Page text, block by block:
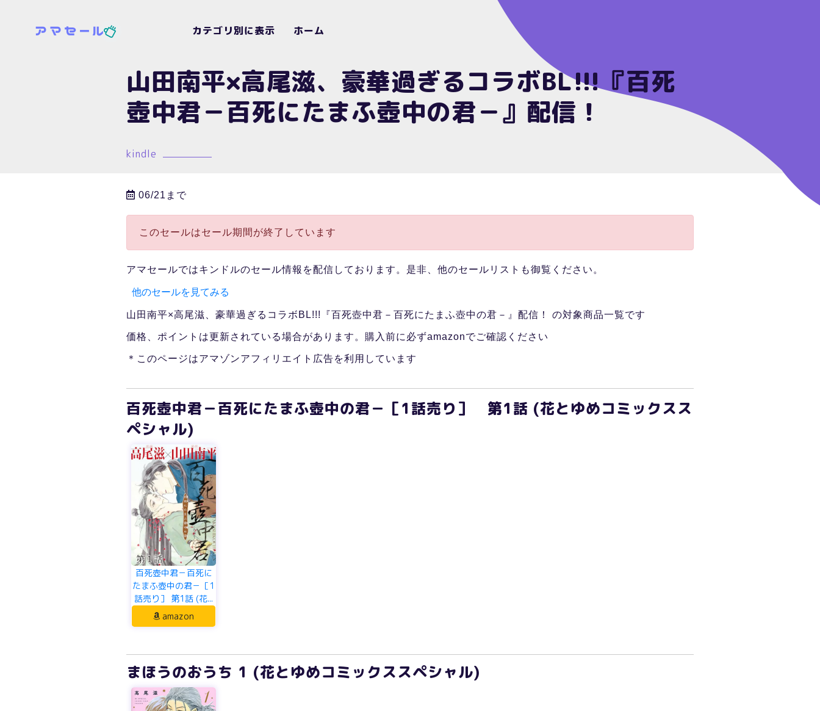
カテゴリ別に表示 ホーム
山田南平×高尾滋、豪華過ぎるコラボBL!!!『百死
壺中君－百死にたまふ壺中の君－』配信！
kindle
06/21まで
このセールはセール期間が終了しています
アマセールではキンドルのセール情報を配信しております。是非、他のセールリストも御覧ください。
他のセールを見てみる
山田南平×高尾滋、豪華過ぎるコラボBL!!!『百死壺中君－百死にたまふ壺中の君－』配信！ の対象商品一覧です
価格、ポイントは更新されている場合があります。購入前に必ずamazonでご確認ください
＊このページはアマゾンアフィリエイト広告を利用しています
百死壺中君－百死にたまふ壺中の君－［1話売り］ 第1話 (花とゆめコミックスス
ペシャル)
百死壺中君－百死に
たまふ壺中の君－［1
話売り］ 第1話 (花...
amazon
まほうのおうち 1 (花とゆめコミックススペシャル)